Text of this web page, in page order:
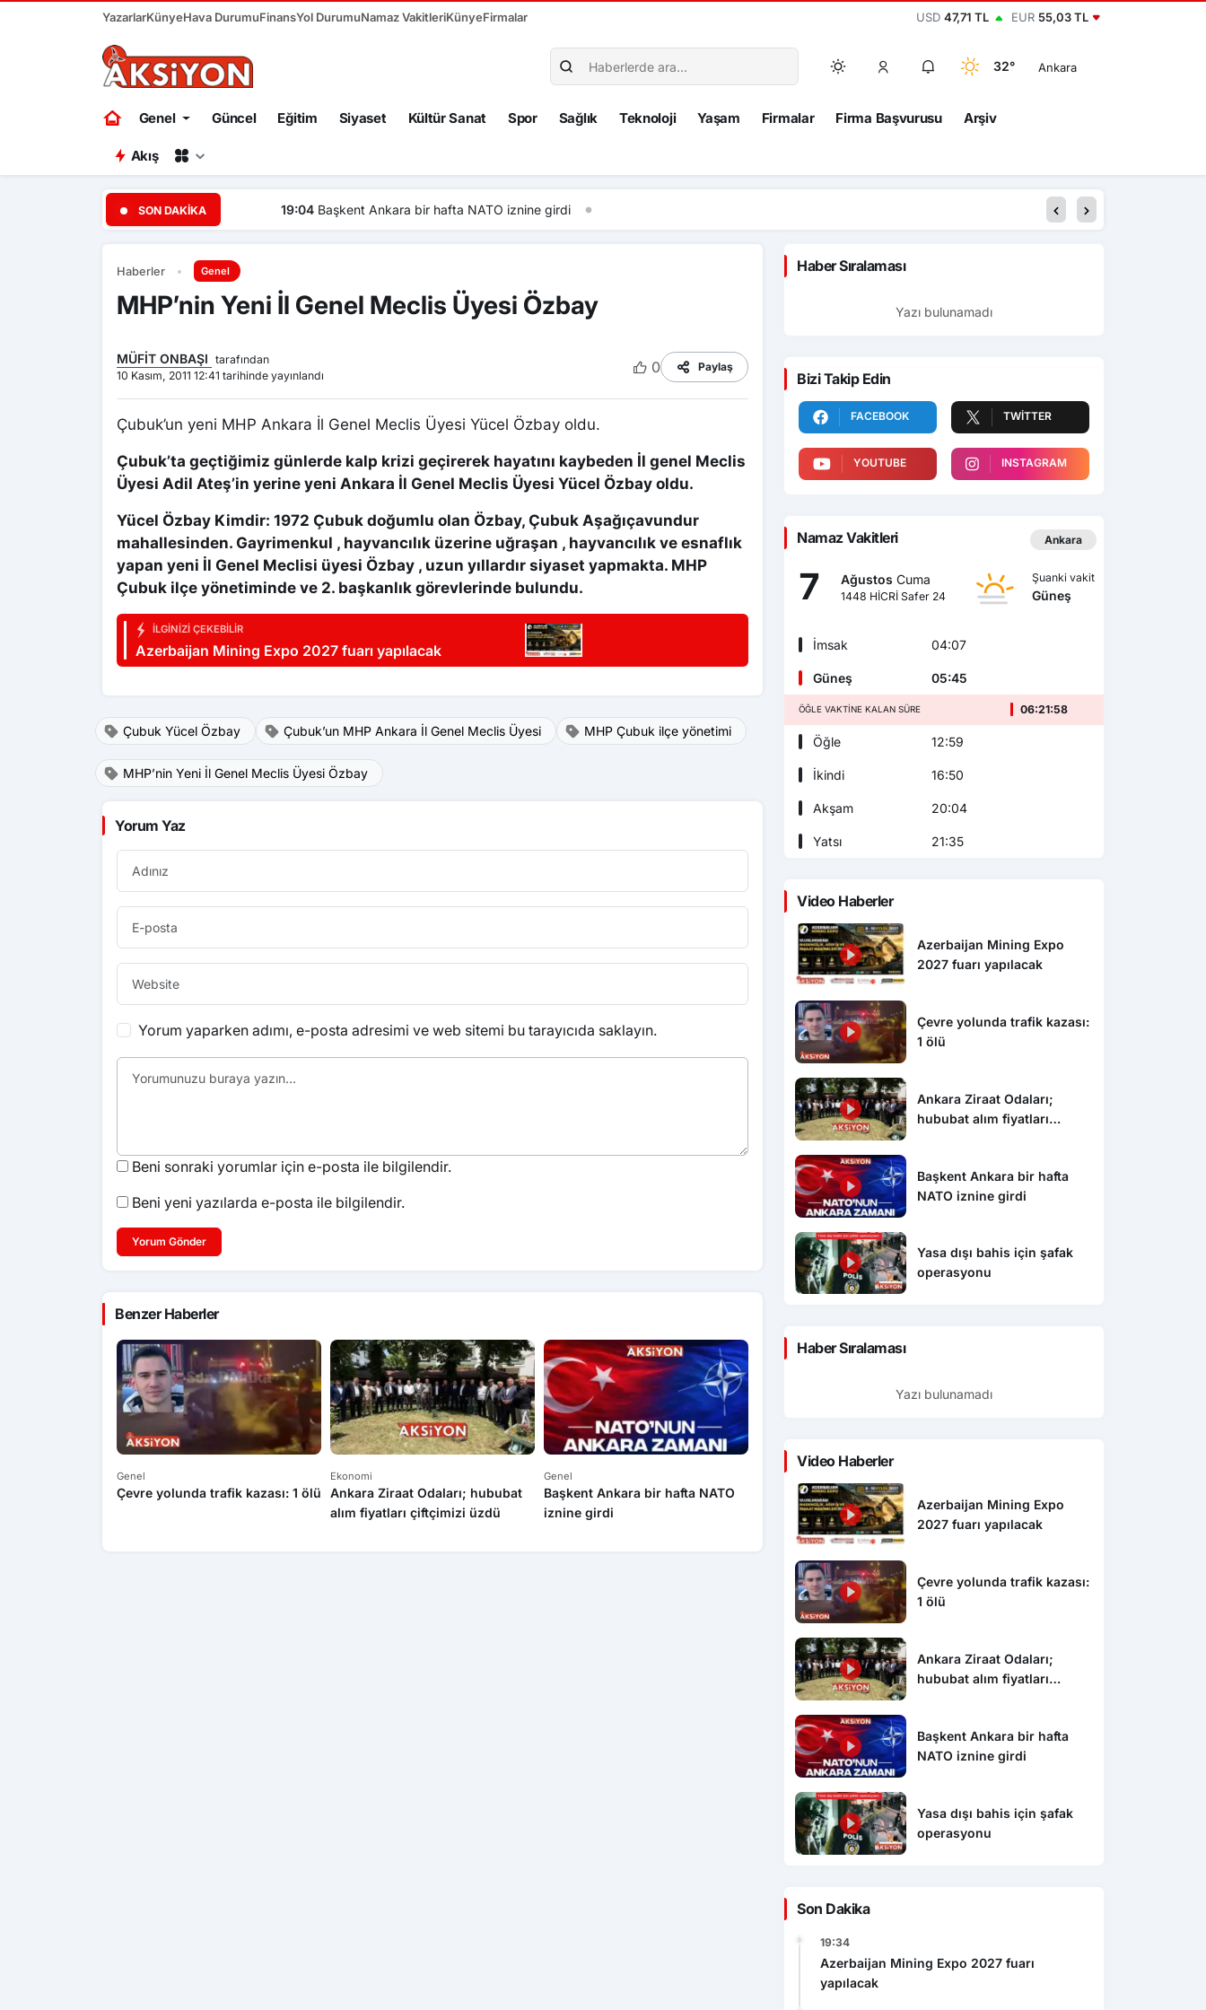
YazarlarKünyeHava DurumuFinansYol DurumuNamaz VakitleriKünyeFirmalar USD 47,71 TL EUR 55,03 TL
32° Ankara
Genel Güncel Eğitim Siyaset Kültür Sanat Spor Sağlık Teknoloji Yaşam Firmalar Firma Başvurusu Arşiv
Akış
SON DAKIKA Başkent Ankara bir hafta NATO iznine girdi
Haberler Genel
MHP’nin Yeni İl Genel Meclis Üyesi Özbay
MÜFİT ONBAŞI tarafından
10 Kasım, 2011 12:41 tarihinde yayınlandı
0 Paylaş
Çubuk’un yeni MHP Ankara İl Genel Meclis Üyesi Yücel Özbay oldu.
Çubuk’ta geçtiğimiz günlerde kalp krizi geçirerek hayatını kaybeden İl genel Meclis
Üyesi Adil Ateş’in yerine yeni Ankara İl Genel Meclis Üyesi Yücel Özbay oldu.
Yücel Özbay Kimdir: 1972 Çubuk doğumlu olan Özbay, Çubuk Aşağıçavundur
mahallesinden. Gayrimenkul , hayvancılık üzerine uğraşan , hayvancılık ve esnaflık
yapan yeni İl Genel Meclisi üyesi Özbay , uzun yıllardır siyaset yapmakta. MHP
Çubuk ilçe yönetiminde ve 2. başkanlık görevlerinde bulundu.
İLGINIZI ÇEKEBILIR
Azerbaijan Mining Expo 2027 fuarı yapılacak
Çubuk Yücel Özbay Çubuk’un MHP Ankara İl Genel Meclis Üyesi MHP Çubuk ilçe yönetimi
MHP’nin Yeni İl Genel Meclis Üyesi Özbay
Yorum Yaz
Yorum yaparken adımı, e-posta adresimi ve web sitemi bu tarayıcıda saklayın.
Beni sonraki yorumlar için e-posta ile bilgilendir.
Beni yeni yazılarda e-posta ile bilgilendir.
Yorum Gönder
Benzer Haberler
Genel
Çevre yolunda trafik kazası: 1 ölü
Ekonomi
Ankara Ziraat Odaları; hububat
alım fiyatları çiftçimizi üzdü
Genel
Başkent Ankara bir hafta NATO
iznine girdi
Genel
Yasa dışı bahis için şafak
operasyonu
Azerbeycan da yapılacak
Haber Sıralaması
Yazı bulunamadı
Bizi Takip Edin
FACEBOOK TWITTER
YOUTUBE INSTAGRAM
Namaz Vakitleri Ankara
7 Ağustos Cuma
1448 HİCRİ Safer 24
Şuanki vakit
Güneş
İmsak 04:07
Güneş 05:45
ÖĞLE VAKTINE KALAN SÜRE 06:21:56
Öğle 12:59
İkindi 16:50
Akşam 20:04
Yatsı 21:35
Video Haberler
Azerbaijan Mining Expo
2027 fuarı yapılacak
Çevre yolunda trafik kazası:
1 ölü
Ankara Ziraat Odaları;
hububat alım fiyatları
Başkent Ankara bir hafta
NATO iznine girdi
Yasa dışı bahis için şafak
operasyonu
Haber Sıralaması
Yazı bulunamadı
Video Haberler
Azerbaijan Mining Expo
2027 fuarı yapılacak
Çevre yolunda trafik kazası:
1 ölü
Ankara Ziraat Odaları;
hububat alım fiyatları
Başkent Ankara bir hafta
NATO iznine girdi
Yasa dışı bahis için şafak
operasyonu
Son Dakika
19:34
Azerbaijan Mining Expo 2027 fuarı
yapılacak